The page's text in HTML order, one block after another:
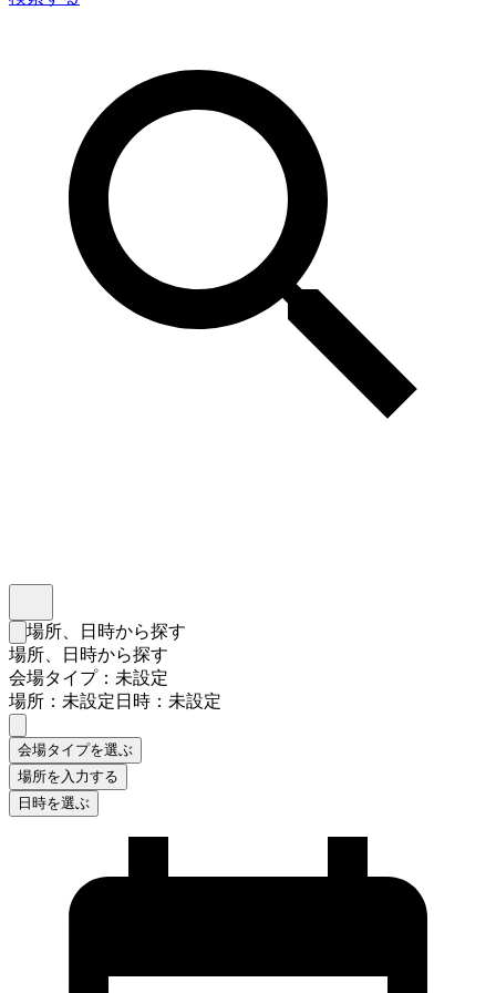
検索フォームを閉じる
場所、日時から探す
場所、日時から探す
会場タイプ：未設定
場所：未設定日時：未設定
会場タイプを選ぶ
場所を入力する
日時を選ぶ